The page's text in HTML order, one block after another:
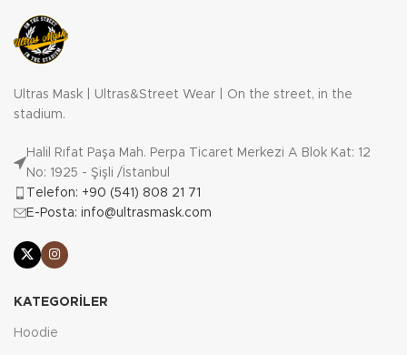
Ultras Mask | Ultras&Street Wear | On the street, in the
stadium.
Halil Rıfat Paşa Mah. Perpa Ticaret Merkezi A Blok Kat: 12
No: 1925 - Şişli /İstanbul
Telefon: +90 (541) 808 21 71
E-Posta: info@ultrasmask.com
KATEGORILER
Hoodie